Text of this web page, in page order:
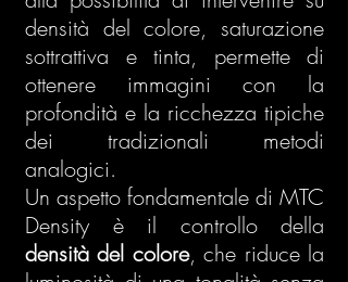
densità del colore, saturazione
sottrattiva e tinta, permette di
ottenere immagini con la
profondità e la ricchezza tipiche
dei tradizionali metodi
analogici.
Un aspetto fondamentale di MTC
Density è il controllo della
densità del colore, che riduce la